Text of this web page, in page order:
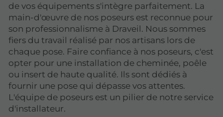
de vos équipements s'intègre parfaitement. La
main-d'œuvre de nos poseurs est reconnue pour
son professionnalisme à Draveil. Nous sommes
fiers du travail réalisé par nos artisans lors de
chaque pose. Faire confiance à nos poseurs, c'est
opter pour une installation de cheminée, poêle
ou insert de haute qualité. Ils sont dédiés à
fournir une pose qui dépasse vos attentes.
L'équipe de poseurs est un pilier de notre service
d'installateur.